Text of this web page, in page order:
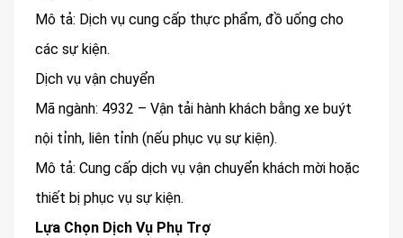
Mô tả: Dịch vụ cung cấp thực phẩm, đồ uống cho
các sự kiện.
Dịch vụ vận chuyển
Mã ngành: 4932 – Vận tải hành khách bằng xe buýt
nội tỉnh, liên tỉnh (nếu phục vụ sự kiện).
Mô tả: Cung cấp dịch vụ vận chuyển khách mời hoặc
thiết bị phục vụ sự kiện.
Lựa Chọn Dịch Vụ Phụ Trợ